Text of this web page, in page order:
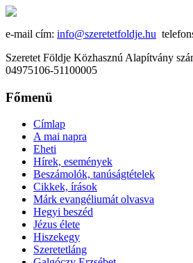
e-mail cím: info@szeretetfoldje.hu
Szeretet Földje Közhasznú Alapítvány
04975106-51100005
Főmenü
Címlap
A mai napra
Eheti
Hírek, események
Beszámolók, tanúságtételek
Cikkek, írások
Márk evangéliumát olvasva
Hegyi beszéd
Jézus élete
Hiszekegy
Szeretetláng